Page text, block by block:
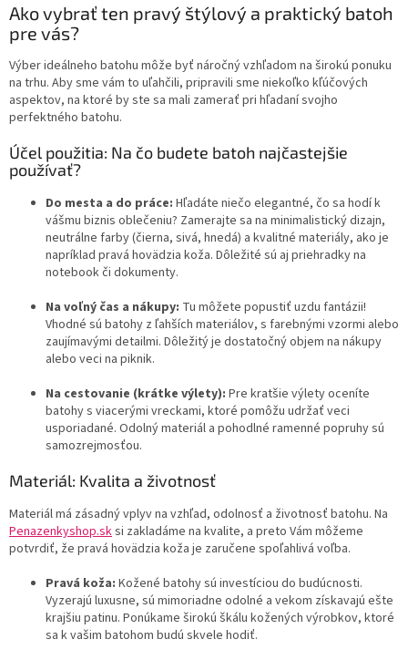
Ako vybrať ten pravý štýlový a praktický batoh
pre vás?
Výber ideálneho batohu môže byť náročný vzhľadom na širokú ponuku
na trhu. Aby sme vám to uľahčili, pripravili sme niekoľko kľúčových
aspektov, na ktoré by ste sa mali zamerať pri hľadaní svojho
perfektného batohu.
Účel použitia: Na čo budete batoh najčastejšie
používať?
Do mesta a do práce: Hľadáte niečo elegantné, čo sa hodí k
vášmu biznis oblečeniu? Zamerajte sa na minimalistický dizajn,
neutrálne farby (čierna, sivá, hnedá) a kvalitné materiály, ako je
napríklad pravá hovädzia koža. Dôležité sú aj priehradky na
notebook či dokumenty.
Na voľný čas a nákupy: Tu môžete popustiť uzdu fantázii!
Vhodné sú batohy z ľahších materiálov, s farebnými vzormi alebo
zaujímavými detailmi. Dôležitý je dostatočný objem na nákupy
alebo veci na piknik.
Na cestovanie (krátke výlety): Pre kratšie výlety oceníte
batohy s viacerými vreckami, ktoré pomôžu udržať veci
usporiadané. Odolný materiál a pohodlné ramenné popruhy sú
samozrejmosťou.
Materiál: Kvalita a životnosť
Materiál má zásadný vplyv na vzhľad, odolnosť a životnosť batohu. Na
Penazenkyshop.sksi zakladáme na kvalite, a preto Vám môžeme
potvrdiť, že pravá hovädzia koža je zaručene spoľahlivá voľba.
Pravá koža: Kožené batohy sú investíciou do budúcnosti.
Vyzerajú luxusne, sú mimoriadne odolné a vekom získavajú ešte
krajšiu patinu. Ponúkame širokú škálu kožených výrobkov, ktoré
sa k vašim batohom budú skvele hodiť.